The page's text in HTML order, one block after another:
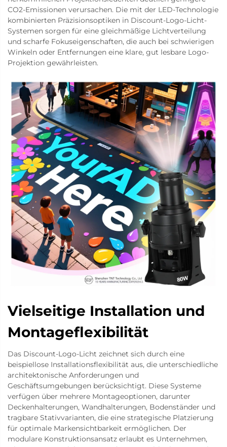
CO2-Emissionen verursachen. Die mit der LED-Technologie
kombinierten Präzisionsoptiken in Discount-Logo-Licht-
Systemen sorgen für eine gleichmäßige Lichtverteilung
und scharfe Fokuseigenschaften, die auch bei schwierigen
Winkeln oder Entfernungen eine klare, gut lesbare Logo-
Projektion gewährleisten.
Vielseitige Installation und
Montageflexibilität
Das Discount-Logo-Licht zeichnet sich durch eine
beispiellose Installationsflexibilität aus, die unterschiedliche
architektonische Anforderungen und
Geschäftsumgebungen berücksichtigt. Diese Systeme
verfügen über mehrere Montageoptionen, darunter
Deckenhalterungen, Wandhalterungen, Bodenständer und
tragbare Stativvarianten, die eine strategische Platzierung
für optimale Markensichtbarkeit ermöglichen. Der
modulare Konstruktionsansatz erlaubt es Unternehmen,